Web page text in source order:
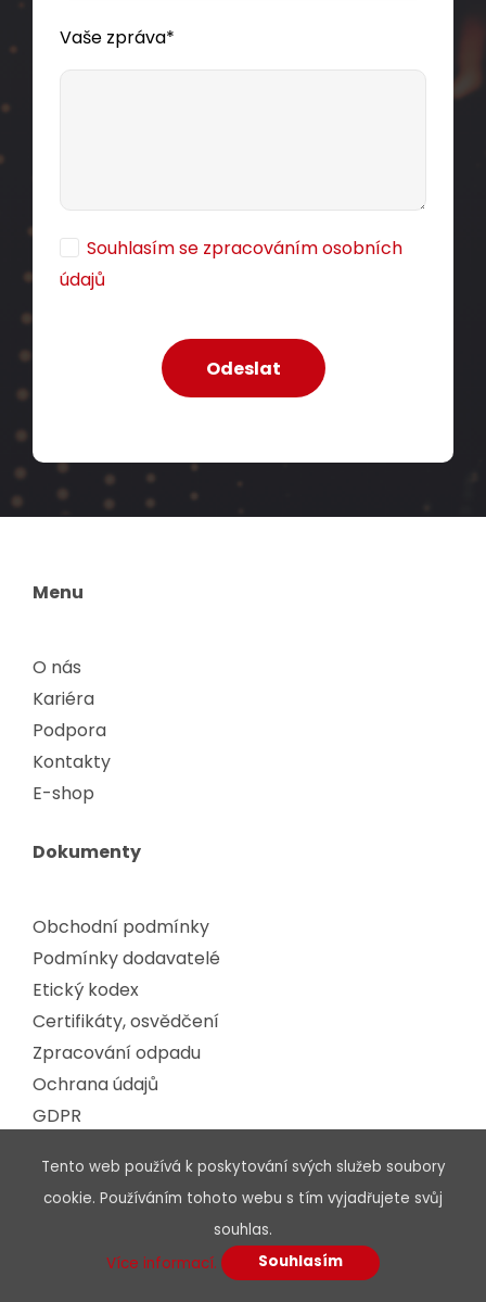
Vaše zpráva*
Souhlasím se zpracováním osobních
údajů
Menu
O nás
Kariéra
Podpora
Kontakty
E-shop
Dokumenty
Obchodní podmínky
Podmínky dodavatelé
Etický kodex
Certifikáty, osvědčení
Zpracování odpadu
Ochrana údajů
GDPR
Podpora
Hledat podle parametrů
Tento web používá k poskytování svých služeb soubory
cookie. Používáním tohoto webu s tím vyjadřujete svůj
souhlas.
Více informací.
Souhlasím